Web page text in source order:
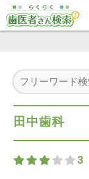
田中歯科
3